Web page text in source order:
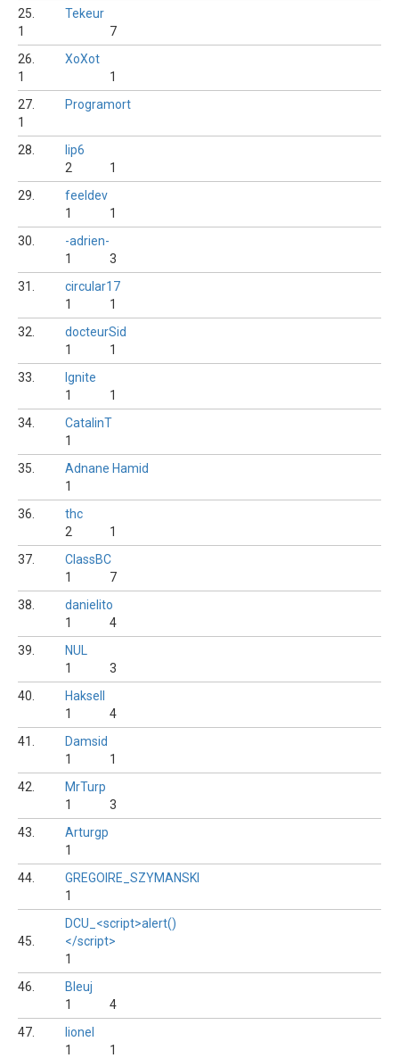
25.
Tekeur
1
7
26.
XoXot
1
1
27.
Programort
1
28.
lip6
2
1
29.
feeldev
1
1
30.
-adrien-
1
3
31.
circular17
1
1
32.
docteurSid
1
1
33.
Ignite
1
1
34.
CatalinT
1
35.
Adnane Hamid
1
36.
thc
2
1
37.
ClassBC
1
7
38.
danielito
1
4
39.
NUL
1
3
40.
Haksell
1
4
41.
Damsid
1
1
42.
MrTurp
1
3
43.
Arturgp
1
44.
GREGOIRE_SZYMANSKI
1
45.
DCU_<script>alert()
</script>
1
46.
Bleuj
1
4
47.
lionel
1
1